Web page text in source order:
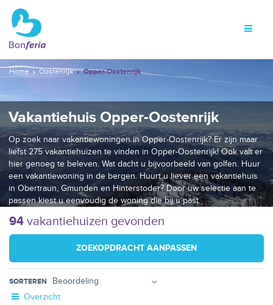
Home Oostenrijk Opper-Oostenrijk
Vakantiehuis Opper-Oostenrijk
Op zoek naar vakantiewoningen in Opper-Oostenrijk? Er zijn maar
liefst 275 vakantiehuizen te vinden in Opper-Oostenrijk! Ook valt er
hier genoeg te beleven. Wat dacht u bijvoorbeeld van golfen. Huur
een vakantiewoning in de bergen. Huurt u liever een vakantiehuis
in Obertraun, Gmunden en Hinterstoder? Door uw selectie aan te
passen kiest u eenvoudig de woning die bij u past.
94 vakantiehuizen gevonden
ZOEKOPDRACHT AANPASSEN
SORTEREN
Overzicht